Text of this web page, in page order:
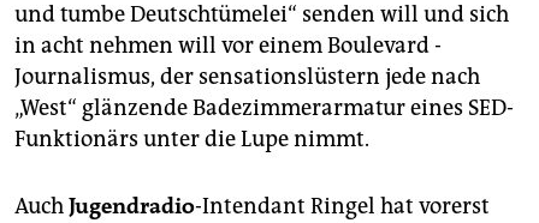
und tumbe Deutschtümelei“ senden will und sich
in acht nehmen will vor einem Boulevard -
Journalismus, der sensationslüstern jede nach
„West“ glänzende Badezimmerarmatur eines SED-
Funktionärs unter die Lupe nimmt.
AuchJugendradio-Intendant Ringel hat vorerst